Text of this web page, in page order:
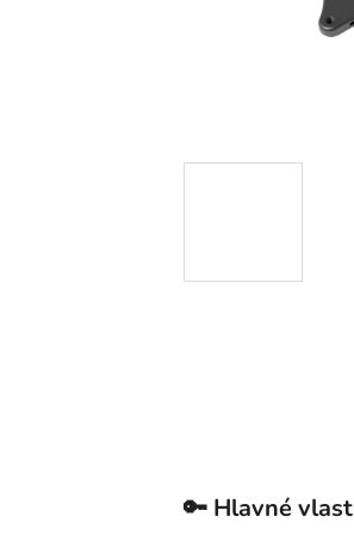
🔑 Hlavné